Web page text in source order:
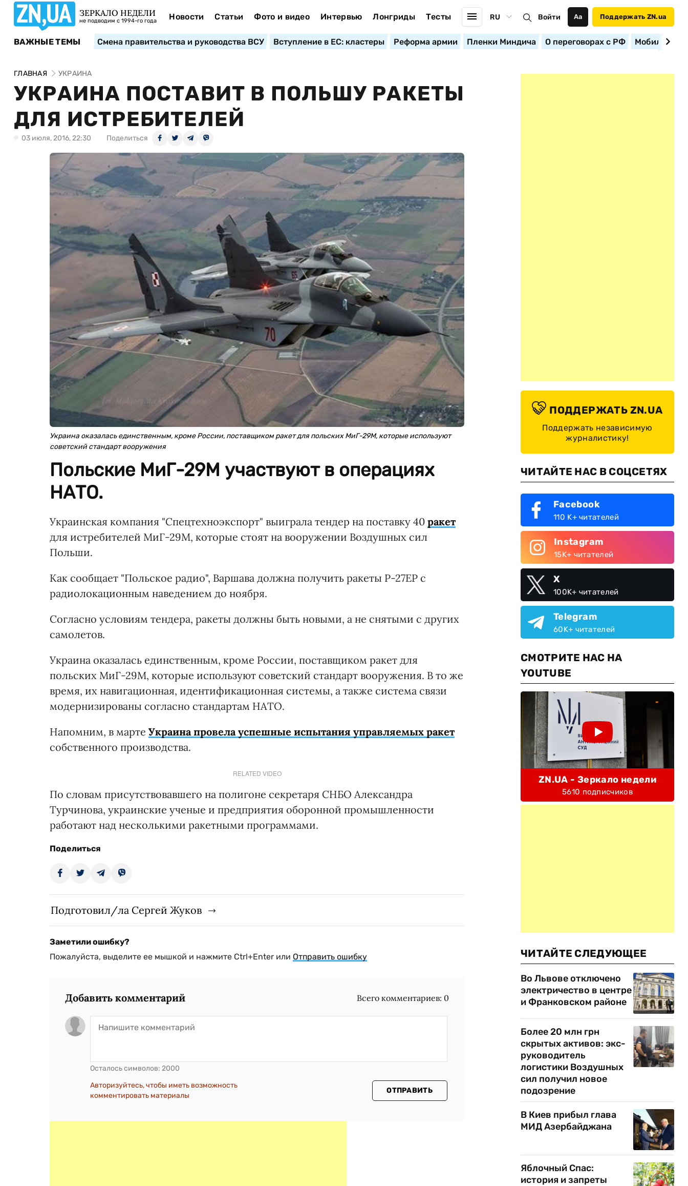
ЗЕРКАЛО НЕДЕЛИ
не подводим с 1994-го года Новости Статьи Фото и видео Интервью Лонгриды Тесты RU Войти Аа Поддержать ZN.ua
ВАЖНЫЕ ТЕМЫ Смена правительства и руководства ВСУ Вступление в ЕС: кластеры Реформа армии Пленки Миндича О переговорах с РФ
ГЛАВНАЯ УКРАИНА
УКРАИНА ПОСТАВИТ В ПОЛЬШУ РАКЕТЫ
ДЛЯ ИСТРЕБИТЕЛЕЙ
03 июля, 2016, 22:30 Поделиться
Украина оказалась единственным, кроме России, поставщиком ракет для польских МиГ-29М, которые используют
советский стандарт вооружения
Польские МиГ-29М участвуют в операциях
НАТО.
Украинская компания "Спецтехноэкспорт" выиграла тендер на поставку 40 ракет
для истребителей МиГ-29М, которые стоят на вооружении Воздушных сил
Польши.
Как сообщает "Польское радио", Варшава должна получить ракеты Р-27ЕР с
радиолокационным наведением до ноября.
Согласно условиям тендера, ракеты должны быть новыми, а не снятыми с других
самолетов.
Украина оказалась единственным, кроме России, поставщиком ракет для
польских МиГ-29М, которые используют советский стандарт вооружения. В то же
время, их навигационная, идентификационная системы, а также система связи
модернизированы согласно стандартам НАТО.
Напомним, в марте Украина провела успешные испытания управляемых ракет
собственного производства.
RELATED VIDEO
По словам присутствовавшего на полигоне секретаря СНБО Александра
Турчинова, украинские ученые и предприятия оборонной промышленности
работают над несколькими ракетными программами.
Поделиться
Подготовил/ла Сергей Жуков
Заметили ошибку?
Пожалуйста, выделите ее мышкой и нажмите Ctrl+Enter или Отправить ошибку
Добавить комментарий Всего комментариев: 0
Осталось символов: 2000
Авторизуйтесь, чтобы иметь возможность
комментировать материалы
ОТПРАВИТЬ
ПОДДЕРЖАТЬ ZN.UA
Поддержать независимую
журналистику!
ЧИТАЙТЕ НАС В СОЦСЕТЯХ
Facebook
110 K+ читателей
Instagram
15K+ читателей
X
100K+ читателей
Telegram
60K+ читателей
СМОТРИТЕ НАС НА
YOUTUBE
ZN.UA - Зеркало недели
5610 подписчиков
ЧИТАЙТЕ СЛЕДУЮЩЕЕ
Во Львове отключено
электричество в центре
и Франковском районе
Более 20 млн грн
скрытых активов: экс-
руководитель
логистики Воздушных
сил получил новое
подозрение
В Киев прибыл глава
МИД Азербайджана
Яблочный Спас:
история и запреты